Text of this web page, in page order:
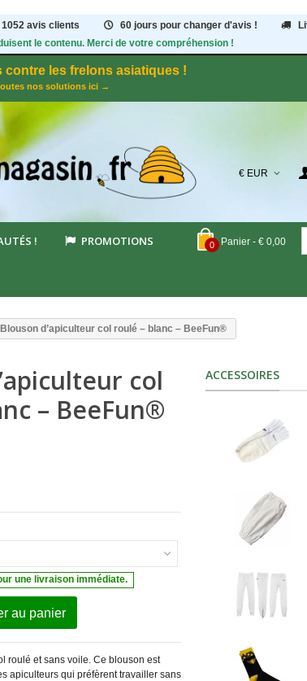
1052avis clients 60 jours pour changer d'avis !
le contenu. Merci de votre compréhension !
contre les frelons asiatiques !
nos solutions ici →
€ EUR
0 Panier - € 0,00
! PROMOTIONS
Blouson d’apiculteur col roulé – blanc – BeeFun®
col
– BeeFun®
une livraison immédiate.
au panier
roulé et sans voile. Ce blouson est
apiculteurs qui préfèrent travailler sans
ACCESSOIRES